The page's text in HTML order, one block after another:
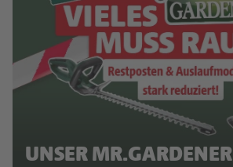
UNSER MR.GARDENER